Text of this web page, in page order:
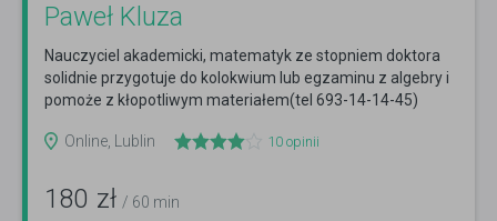
Paweł Kluza
Nauczyciel akademicki, matematyk ze stopniem doktora
solidnie przygotuje do kolokwium lub egzaminu z algebry i
pomoże z kłopotliwym materiałem(tel 693-14-14-45)
Online, Lublin
10 opinii
180 zł / 60 min